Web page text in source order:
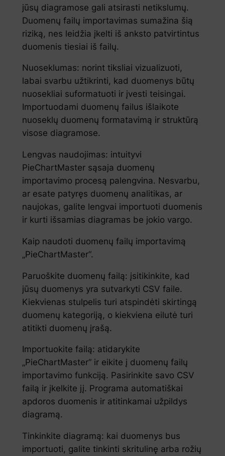
jūsų diagramose gali atsirasti netikslumų.
Duomenų failų importavimas sumažina šią
riziką, nes leidžia įkelti iš anksto patvirtintus
duomenis tiesiai iš failų.
Nuoseklumas: norint tiksliai vizualizuoti,
labai svarbu užtikrinti, kad duomenys būtų
nuosekliai suformatuoti ir įvesti teisingai.
Importuodami duomenų failus išlaikote
nuoseklų duomenų formatavimą ir struktūrą
visose diagramose.
Lengvas naudojimas: intuityvi
PieChartMaster sąsaja duomenų
importavimo procesą palengvina. Nesvarbu,
ar esate patyręs duomenų analitikas, ar
naujokas, galite lengvai importuoti duomenis
ir kurti išsamias diagramas be jokio vargo.
Kaip naudoti duomenų failų importavimą
„PieChartMaster“.
Paruoškite duomenų failą: įsitikinkite, kad
jūsų duomenys yra sutvarkyti CSV faile.
Kiekvienas stulpelis turi atspindėti skirtingą
duomenų kategoriją, o kiekviena eilutė turi
atitikti duomenų įrašą.
Importuokite failą: atidarykite
„PieChartMaster“ ir eikite į duomenų failų
importavimo funkciją. Pasirinkite savo CSV
failą ir įkelkite jį. Programa automatiškai
apdoros duomenis ir atitinkamai užpildys
diagramą.
Tinkinkite diagramą: kai duomenys bus
importuoti, galite tinkinti skritulinę arba rožių